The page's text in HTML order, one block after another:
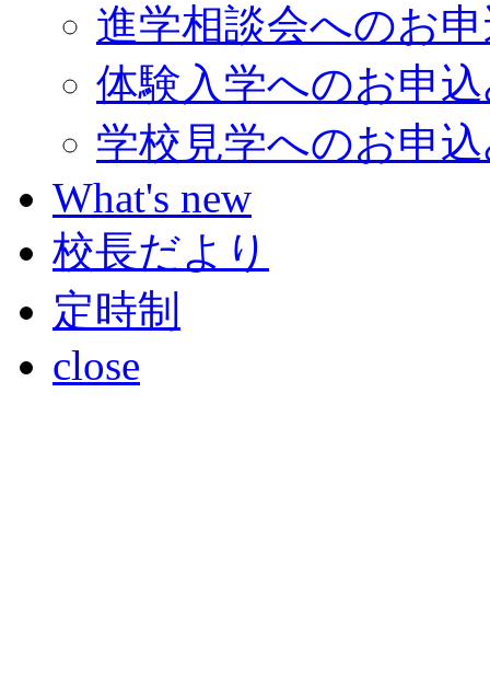
進学相談会へのお
体験入学へのお申
学校見学へのお申
What's new
校長だより
定時制
close